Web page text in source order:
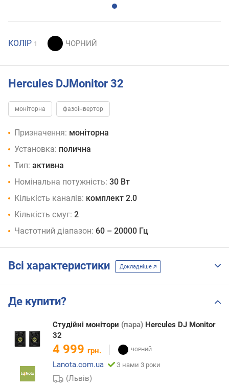
КОЛІР 1
Hercules DJMonitor 32
моніторна фазоінвертор
Призначення: моніторна
Установка: полична
Тип: активна
Номінальна потужність: 30 Вт
Кількість каналів: комплект 2.0
Кількість смуг: 2
Частотний діапазон: 60 – 20000 Гц
Всі характеристики Докладніше
Де купити?
Студійні монітори (пара) Hercules DJ Monitor
32
4 999 грн.
Lanota.com.ua
З нами 3 роки
(Львів)